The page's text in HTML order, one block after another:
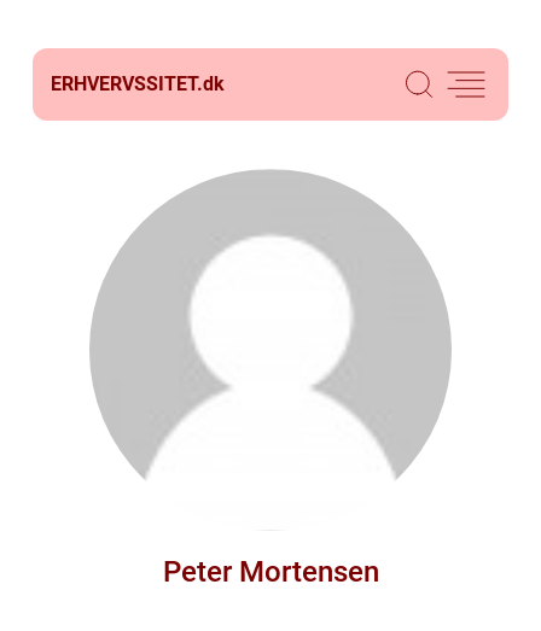
ERHVERVSSITET.dk
Peter Mortensen